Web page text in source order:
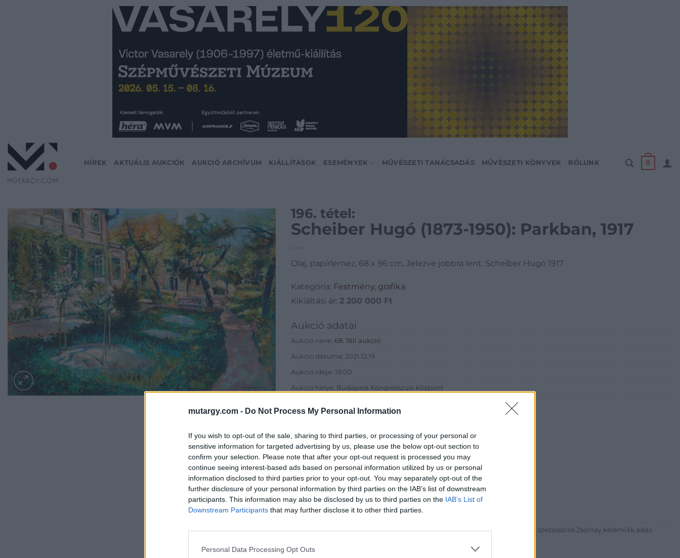
mutargy.com - Do Not Process My Personal Information
If you wish to opt-out of the sale, sharing to third parties, or processing of your personal or
sensitive information for targeted advertising by us, please use the below opt-out section to
confirm your selection. Please note that after your opt-out request is processed you may
continue seeing interest-based ads based on personal information utilized by us or personal
information disclosed to third parties prior to your opt-out. You may separately opt-out of the
further disclosure of your personal information by third parties on the IAB’s list of downstream
participants. This information may also be disclosed by us to third parties on the IAB’s List of
Downstream Participants that may further disclose it to other third parties.
Personal Data Processing Opt Outs
HÍREK AKTUÁLIS AUKCIÓK AUKCIÓ ARCHÍVUM KIÁLLÍTÁSOK ESEMÉNYEK MŰVÉSZETI TANÁCSADÁS MŰVÉSZETI KÖNYVEK RÓLUNK 0
196. tétel:
Scheiber Hugó (1873-1950): Parkban, 1917
Olaj, papírlemez, 68 x 96 cm, Jelezve jobbra lent: Scheiber Hugó 1917
Kategória: Festmény, grafika
Kikiáltási ár: 2 200 000 Ft
Aukció adatai
Aukció neve: 68. Téli aukció
Aukció dátuma: 2021.12.19
Aukció ideje: 18:00
Aukció helye: Budapest Kongresszusi Központ
Eladó adatai
Eladó: Virág Judit Galéria
Cím: Nemes Zsófia
Mű-Terem Galéria Kft.
1055 Budapest, Falk Miksa u. 30
Telefon: 36-1-312-2071, 269-4681 269-4681
Weboldal:http://www.viragjuditgaleria.hu
Bemutatkozás: Kiemelkedő kvalitású 19. és 20. századi magyar festészet és szecessziós Zsolnay kerámiák adás-